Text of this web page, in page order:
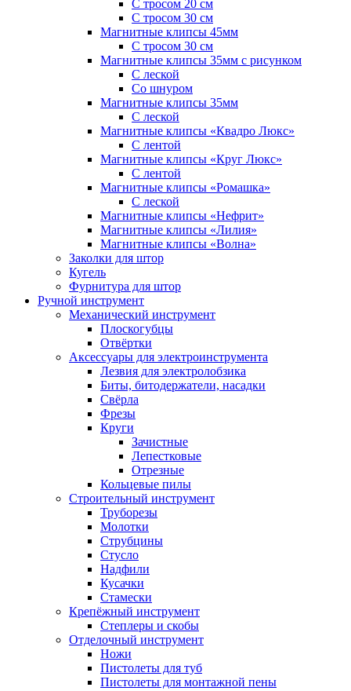
С тросом 20 см
С тросом 30 см
Магнитные клипсы 45мм
С тросом 30 см
Магнитные клипсы 35мм с рисунком
С леской
Со шнуром
Магнитные клипсы 35мм
С леской
Магнитные клипсы «Квадро Люкс»
С лентой
Магнитные клипсы «Круг Люкс»
С лентой
Магнитные клипсы «Ромашка»
С леской
Магнитные клипсы «Нефрит»
Магнитные клипсы «Лилия»
Магнитные клипсы «Волна»
Заколки для штор
Кугель
Фурнитура для штор
Ручной инструмент
Механический инструмент
Плоскогубцы
Отвёртки
Аксессуары для электроинструмента
Лезвия для электролобзика
Биты, битодержатели, насадки
Свёрла
Фрезы
Круги
Зачистные
Лепестковые
Отрезные
Кольцевые пилы
Строительный инструмент
Труборезы
Молотки
Струбцины
Стусло
Надфили
Кусачки
Стамески
Крепёжный инструмент
Степлеры и скобы
Отделочный инструмент
Ножи
Пистолеты для туб
Пистолеты для монтажной пены